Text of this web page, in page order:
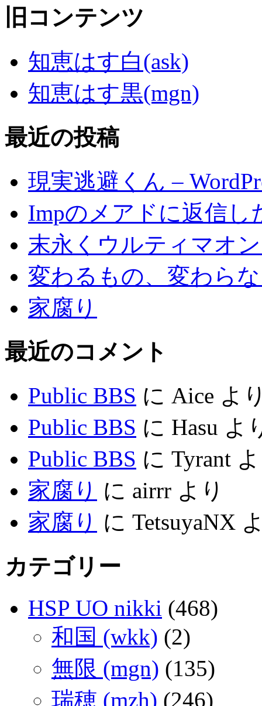
旧コンテンツ
知恵はす白(ask)
知恵はす黒(mgn)
最近の投稿
現実逃避くん –
Impのメアドに返信し
末永くウルティマオ
変わるもの、変わら
家腐り
最近のコメント
Public BBS に Aice よ
Public BBS に Hasu よ
Public BBS に Tyrant
家腐り に airrr より
家腐り に TetsuyaNX
カテゴリー
HSP UO nikki (468)
和国 (wkk) (2)
無限 (mgn) (135)
瑞穂 (mzh) (246)